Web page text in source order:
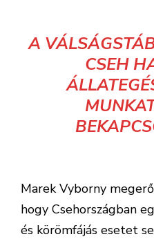
A
CSEH
Marek Vyborny
hogy Csehországban
és körömfájás esetet